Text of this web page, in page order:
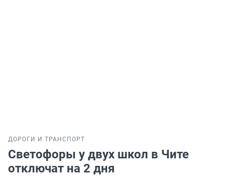
ДОРОГИ И ТРАНСПОРТ
Светофоры у двух школ в Чите
отключат на 2 дня